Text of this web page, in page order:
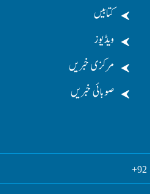
کتابیں
ویڈیوز
مرکزی خبریں
صوبائی خبریں